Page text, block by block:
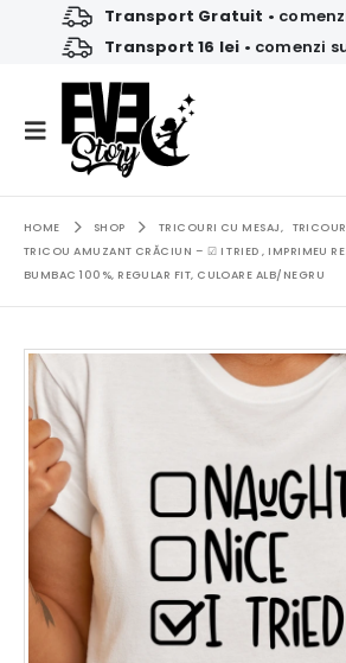
Transport Gratuit •
Transport 16 lei • comenzi
HOME SHOP TRICOURI CU MESAJ,
TRICOU AMUZANT CRĂCIUN – ☑ I TRIED , IMPRIMEU
BUMBAC 100%, REGULAR FIT, CULOARE ALB/NEGRU